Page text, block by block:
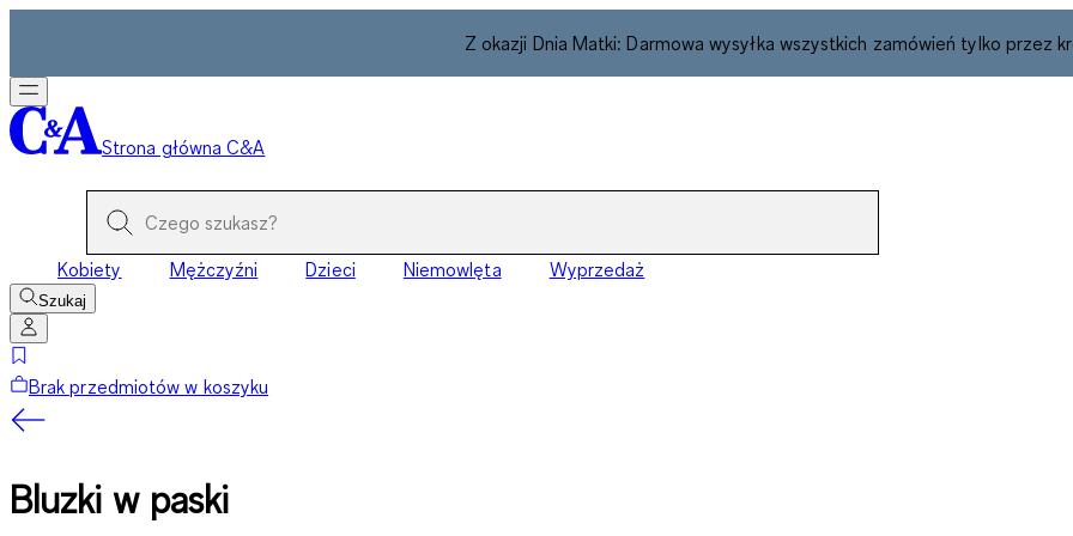
Z okazji Dnia Matki: Darmowa wysyłka wszystkich zamówień tylko przez
Strona główna C&A
Kobiety Mężczyźni Dzieci Niemowlęta Wyprzedaż
Szukaj
Brak przedmiotów w koszyku
Bluzki w paski